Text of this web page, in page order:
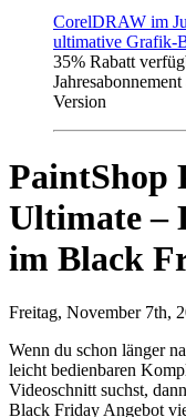
CorelDRAW im
ultimative Grafik-
35% Rabatt
Version
PaintShop
Ultimate –
im Black
Freitag, November 7th,
Wenn du schon länger
leicht bedienbaren
Videoschnitt suchst,
Black Friday Angebot